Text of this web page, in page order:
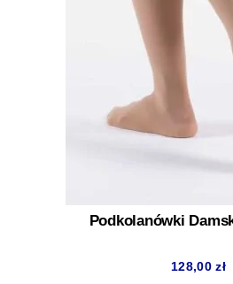
Podkolanówki
128,00zł